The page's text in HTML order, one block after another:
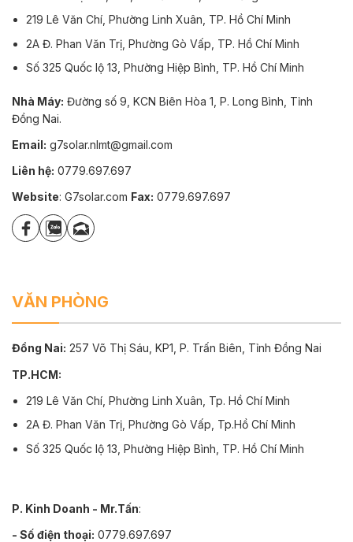
219 Lê Văn Chí, Phường Linh Xuân, TP. Hồ Chí Minh
2A Đ. Phan Văn Trị, Phường Gò Vấp, TP. Hồ Chí Minh
Số 325 Quốc lộ 13, Phường Hiệp Bình, TP. Hồ Chí Minh
Nhà Máy: Đường số 9, KCN Biên Hòa 1, P. Long Bình, Tỉnh
Đồng Nai.
Email: g7solar.nlmt@gmail.com
Liên hệ: 0779.697.697
Website: G7solar.com Fax: 0779.697.697
VĂN PHÒNG
Đồng Nai: 257 Võ Thị Sáu, KP1, P. Trấn Biên, Tỉnh Đồng Nai
TP.HCM:
219 Lê Văn Chí, Phường Linh Xuân, Tp. Hồ Chí Minh
2A Đ. Phan Văn Trị, Phường Gò Vấp, Tp.Hồ Chí Minh
Số 325 Quốc lộ 13, Phường Hiệp Bình, TP. Hồ Chí Minh
P. Kinh Doanh - Mr.Tấn:
- Số điện thoại: 0779.697.697